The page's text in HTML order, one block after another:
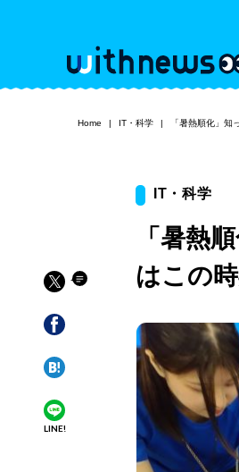
Home IT・科学 「暑熱順化」
LINE!
IT・科学
「暑熱
はこの